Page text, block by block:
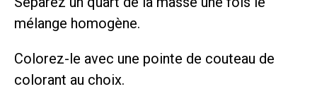
mélange homogène.
Colorez-le avec une pointe de couteau de
colorant au choix.